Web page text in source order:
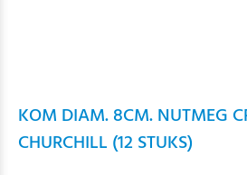
KOM DIAM. 8CM. NUTMEG
CHURCHILL (12 STUKS)